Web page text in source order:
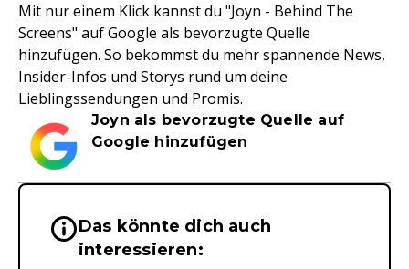
Mit nur einem Klick kannst du "Joyn - Behind The
Screens" auf Google als bevorzugte Quelle
hinzufügen. So bekommst du mehr spannende News,
Insider-Infos und Storys rund um deine
Lieblingssendungen und Promis.
Joyn als bevorzugte Quelle auf
Google hinzufügen
Wichtige Hinweise &
Das könnte dich auch
interessieren: